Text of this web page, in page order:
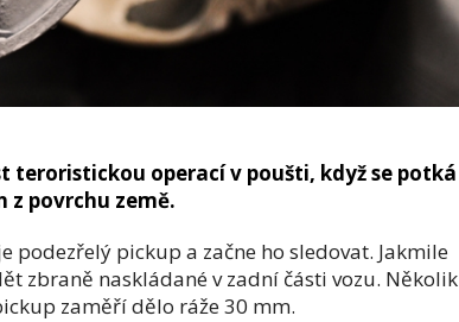
teroristickou operací v poušti, když se potká
z povrchu země.
podezřelý pickup a začne ho sledovat. Jakmile
zbraně naskládané v zadní části vozu. Několik
zaměří dělo ráže 30 mm.